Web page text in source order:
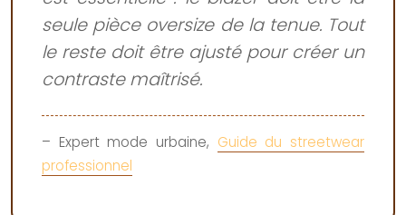
seule pièce oversize de la tenue. Tout
le reste doit être ajusté pour créer un
contraste maîtrisé.
– Expert mode urbaine, Guide du streetwear
professionnel